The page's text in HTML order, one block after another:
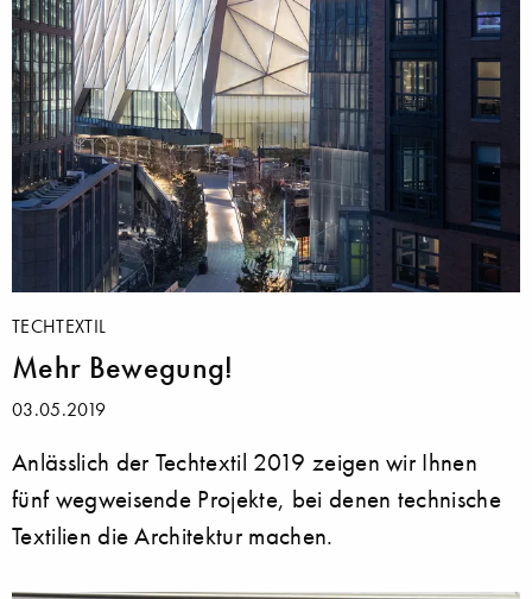
TECHTEXTIL
Mehr Bewegung!
03.05.2019
Anlässlich der Techtextil 2019 zeigen wir Ihnen
fünf wegweisende Projekte, bei denen technische
Textilien die Architektur machen.